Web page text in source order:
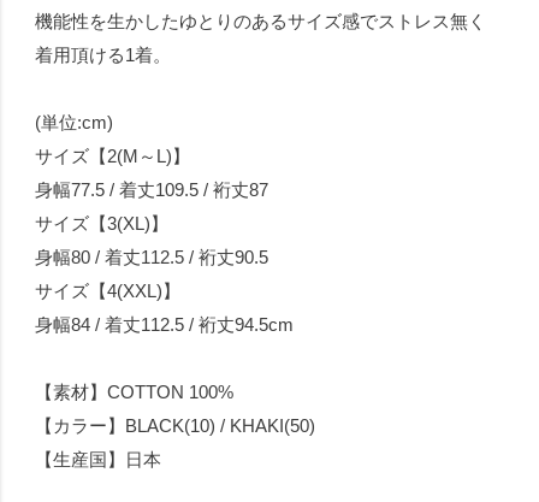
機能性を生かしたゆとりのあるサイズ感でストレス無く
着用頂ける1着。
(単位:cm)
サイズ【2(M～L)】
身幅77.5 / 着丈109.5 / 裄丈87
サイズ【3(XL)】
身幅80 / 着丈112.5 / 裄丈90.5
サイズ【4(XXL)】
身幅84 / 着丈112.5 / 裄丈94.5cm
【素材】COTTON 100%
【カラー】BLACK(10) / KHAKI(50)
【生産国】日本